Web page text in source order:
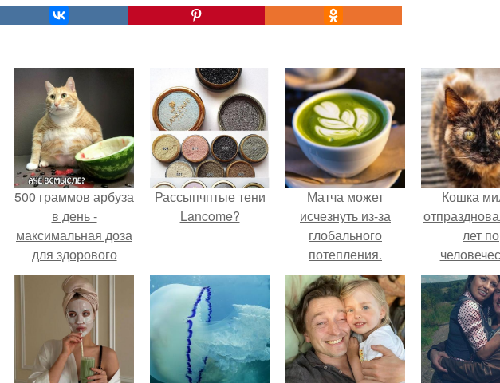
500 граммов арбуза
в день -
максимальная доза
для здорового
взрослого,
предупредили
врачи.
Рассыпчптые тени
Lancome?
Матча может
исчезнуть из-за
глобального
потепления.
Кошка
лет по
звание
старой в